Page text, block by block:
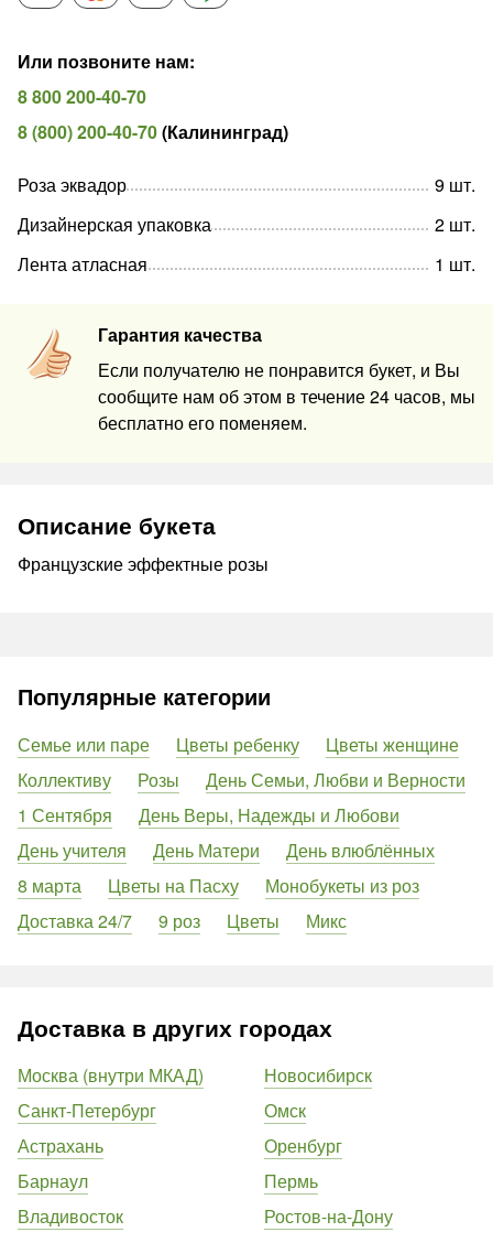
Или позвоните нам:
8 800 200-40-70
8 (800) 200-40-70(Калининград)
Гарантия качества
Если получателю не понравится букет, и Вы
сообщите нам об этом в течение 24 часов, мы
бесплатно его поменяем.
Роза эквадор 9 шт.
Дизайнерская упаковка
2 шт.
Лента атласная
1 шт.
Описание букета
Французские эффектные розы
Популярные категории
Семье или паре Цветы ребенку
Цветы женщине
Коллективу
Розы
День Семьи, Любви и Верности
1 Сентября
День Веры, Надежды и Любови
День учителя
День Матери
День влюблённых
8 марта
Цветы на Пасху
Монобукеты из роз
Доставка 24/7
9 роз Цветы Микс
Доставка в других городах
Москва (внутри МКАД)
Санкт-Петербург
Астрахань
Барнаул
Владивосток
Новосибирск
Омск
Оренбург
Пермь
Ростов-на-Дону